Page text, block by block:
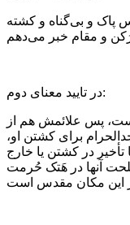
پاک و بی‌گناه و کشته
در تایید معنای دوم:
پس علائمش هم از
برای کشتن او،
در کشتن یا خارج
آنها در هَتک حُرمت